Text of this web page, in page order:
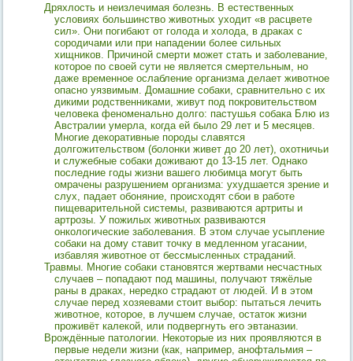
Дряхлость и неизлечимая болезнь. В естественных
условиях большинство животных уходит «в расцвете
сил». Они погибают от голода и холода, в драках с
сородичами или при нападении более сильных
хищников. Причиной смерти может стать и заболевание,
которое по своей сути не является смертельным, но
даже временное ослабление организма делает животное
опасно уязвимым. Домашние собаки, сравнительно с их
дикими родственниками, живут под покровительством
человека феноменально долго: пастушья собака Блю из
Австралии умерла, когда ей было 29 лет и 5 месяцев.
Многие декоративные породы славятся
долгожительством (болонки живет до 20 лет), охотничьи
и служебные собаки доживают до 13-15 лет. Однако
последние годы жизни вашего любимца могут быть
омрачены разрушением организма: ухудшается зрение и
слух, падает обоняние, происходят сбои в работе
пищеварительной системы, развиваются артриты и
артрозы. У пожилых животных развиваются
онкологические заболевания. В этом случае усыпление
собаки на дому ставит точку в медленном угасании,
избавляя животное от бессмысленных страданий.
Травмы. Многие собаки становятся жертвами несчастных
случаев – попадают под машины, получают тяжёлые
раны в драках, нередко страдают от людей. И в этом
случае перед хозяевами стоит выбор: пытаться лечить
животное, которое, в лучшем случае, остаток жизни
проживёт калекой, или подвергнуть его эвтаназии.
Врождённые патологии. Некоторые из них проявляются в
первые недели жизни (как, например, анофтальмия –